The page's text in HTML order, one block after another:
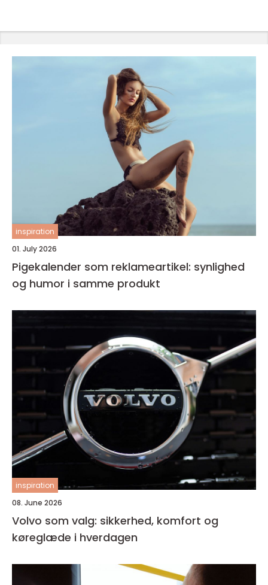
inspiration
01. July 2026
Pigekalender som reklameartikel: synlighed
og humor i samme produkt
inspiration
08. June 2026
Volvo som valg: sikkerhed, komfort og
køreglæde i hverdagen